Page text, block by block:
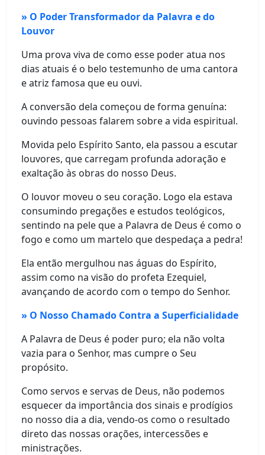
» O Poder Transformador da Palavra e do
Louvor
Uma prova viva de como esse poder atua nos
dias atuais é o belo testemunho de uma cantora
e atriz famosa que eu ouvi.
A conversão dela começou de forma genuína:
ouvindo pessoas falarem sobre a vida espiritual.
Movida pelo Espírito Santo, ela passou a escutar
louvores, que carregam profunda adoração e
exaltação às obras do nosso Deus.
O louvor moveu o seu coração. Logo ela estava
consumindo pregações e estudos teológicos,
sentindo na pele que a Palavra de Deus é como o
fogo e como um martelo que despedaça a pedra!
Ela então mergulhou nas águas do Espírito,
assim como na visão do profeta Ezequiel,
avançando de acordo com o tempo do Senhor.
» O Nosso Chamado Contra a Superficialidade
A Palavra de Deus é poder puro; ela não volta
vazia para o Senhor, mas cumpre o Seu
propósito.
Como servos e servas de Deus, não podemos
esquecer da importância dos sinais e prodígios
no nosso dia a dia, vendo-os como o resultado
direto das nossas orações, intercessões e
ministrações.